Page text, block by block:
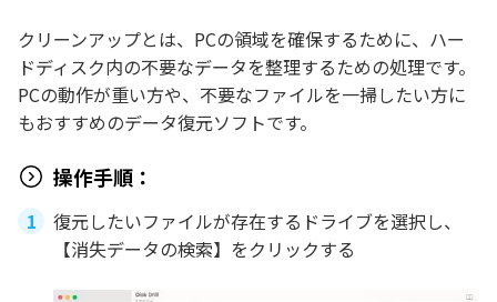
クリーンアップとは、PCの領域を確保するために、ハー
ドディスク内の不要なデータを整理するための処理です。
PCの動作が重い方や、不要なファイルを一掃したい方に
もおすすめのデータ復元ソフトです。
操作手順：
復元したいファイルが存在するドライブを選択し、
【消失データの検索】をクリックする